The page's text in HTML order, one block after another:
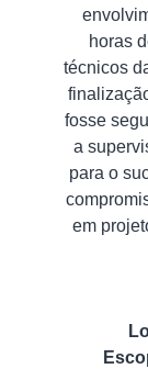
horas
técnicos
fosse
a
para o
em